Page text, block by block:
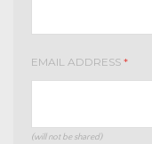
EMAIL ADDRESS *
(will not be shared)